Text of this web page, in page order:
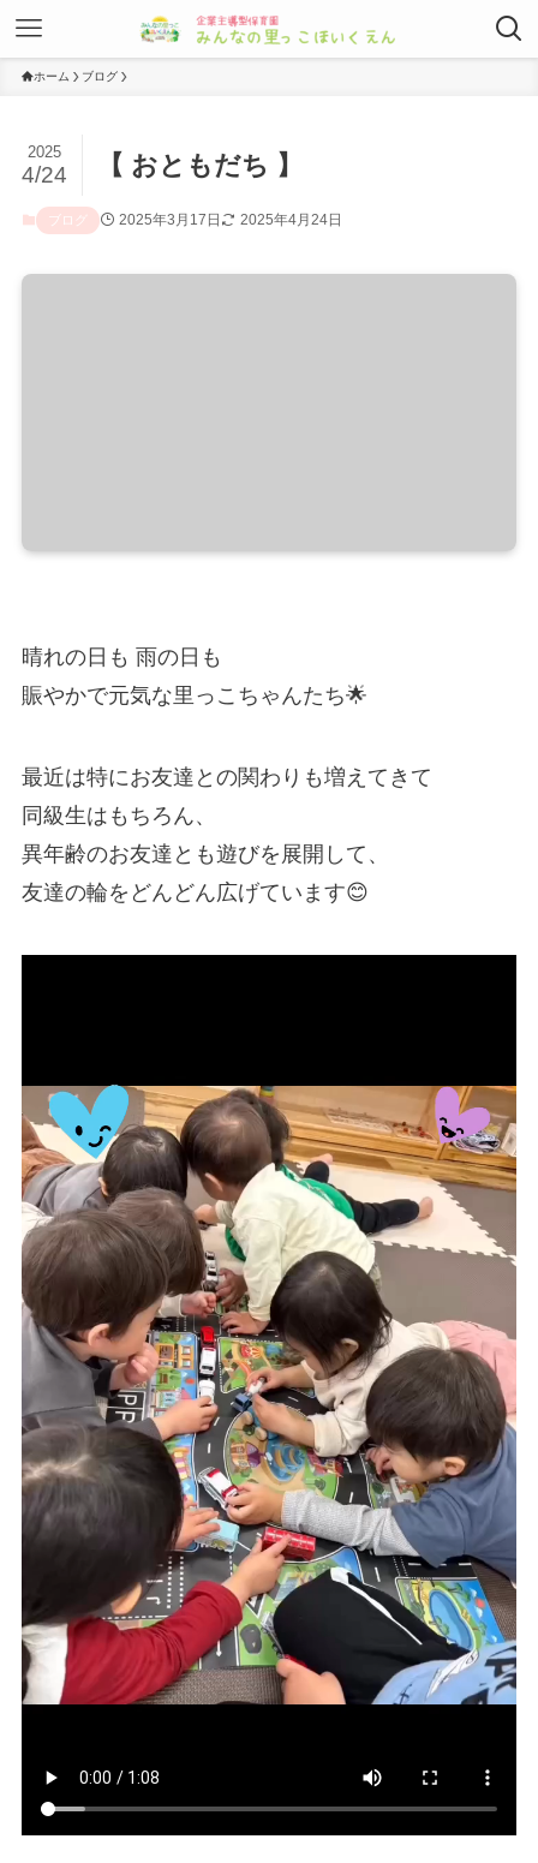
ホーム ブログ
【 おともだち 】
2025
4/24
ブログ 2025年3月17日 2025年4月24日
晴れの日も 雨の日も
賑やかで元気な里っこちゃんたち🌟
最近は特にお友達との関わりも増えてきて
同級生はもちろん、
異年齢のお友達とも遊びを展開して、
友達の輪をどんどん広げています😊